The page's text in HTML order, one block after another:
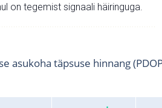
on tegemist signaali häiringuga.
asukoha täpsuse hinnang